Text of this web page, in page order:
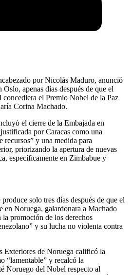
por Nicolás Maduro, anunció
apenas días después de que el
el Premio Nobel de la Paz
Corina Machado.
el cierre de la Embajada en
por Caracas como una
recursos” y una medida para
priorizando la apertura de nuevas
específicamente en Zimbabue y
solo tres días después de que el
en Noruega, galardonara a Machado
la promoción de los derechos
y su lucha no violenta contra
Exteriores de Noruega calificó la
“lamentable” y recalcó la
Noruego del Nobel respecto al